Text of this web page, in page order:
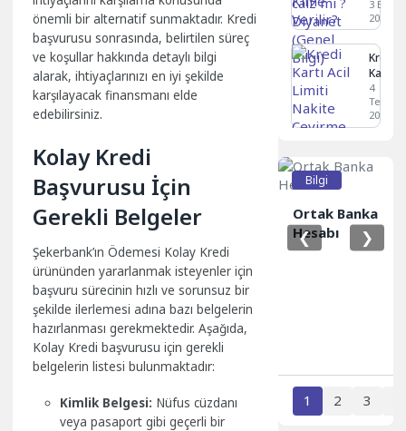
önemli bir alternatif sunmaktadır. Kredi
başvurusu sonrasında, belirtilen süreç
ve koşullar hakkında detaylı bilgi
alarak, ihtiyaçlarınızı en iyi şekilde
karşılayacak finansmanı elde
edebilirsiniz.
Kolay Kredi
Başvurusu İçin
Gerekli Belgeler
Şekerbank’ın Ödemesi Kolay Kredi
ürününden yararlanmak isteyenler için
başvuru sürecinin hızlı ve sorunsuz bir
şekilde ilerlemesi adına bazı belgelerin
hazırlanması gerekmektedir. Aşağıda,
Kolay Kredi başvurusu için gerekli
belgelerin listesi bulunmaktadır:
Kimlik Belgesi: Nüfus cüzdanı
veya pasaport gibi geçerli bir
(Genel
3 Eylül
2024
Kredi
Kartı
Acil
Limiti
Nakite
4
2025
Bilgi
Ortak Banka
Hesabı
❮ ❯
1 2 3